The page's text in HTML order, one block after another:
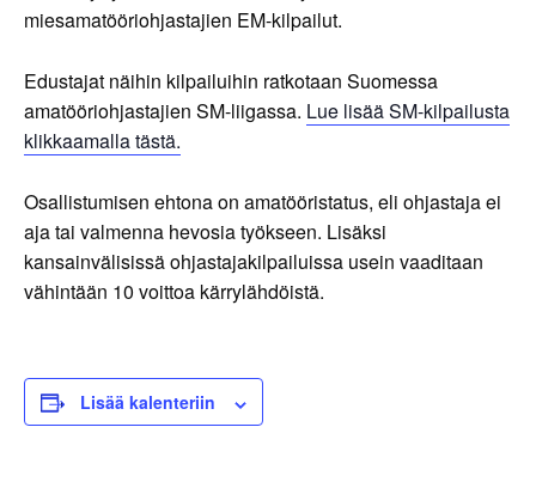
miesamatööriohjastajien EM-kilpailut.
Edustajat näihin kilpailuihin ratkotaan Suomessa
amatööriohjastajien SM-liigassa. Lue lisää SM-kilpailusta
klikkaamalla tästä.
Osallistumisen ehtona on amatööristatus, eli ohjastaja ei
aja tai valmenna hevosia työkseen. Lisäksi
kansainvälisissä ohjastajakilpailuissa usein vaaditaan
vähintään 10 voittoa kärrylähdöistä.
Lisää kalenteriin